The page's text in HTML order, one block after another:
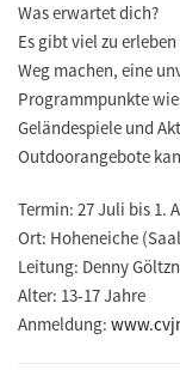
Was erwartet dich?
Es gibt viel zu
Weg machen, eine
Programmpunkte
Geländespiele und
Outdoorangebote
Termin: 27 Juli bis 1.
Ort: Hoheneiche
Leitung: Denny
Alter: 13-17 Jahre
Anmeldung: